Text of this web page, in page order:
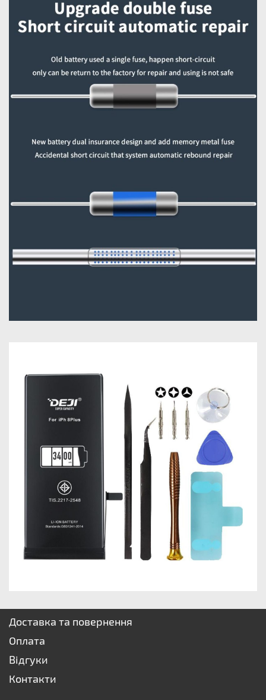
Доставка та повернення
Оплата
Відгуки
Контакти